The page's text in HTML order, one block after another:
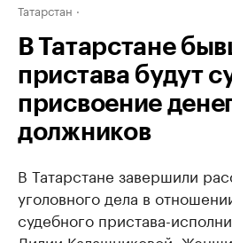
Татарстан
В Татарстане
пристава будут
присвоение денег
должников
В Татарстане завершили
уголовного дела в
судебного пристава-